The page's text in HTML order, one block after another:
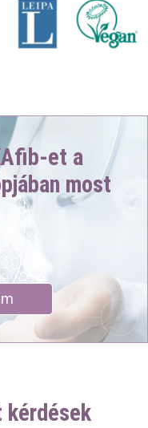
et a
most
kérdések